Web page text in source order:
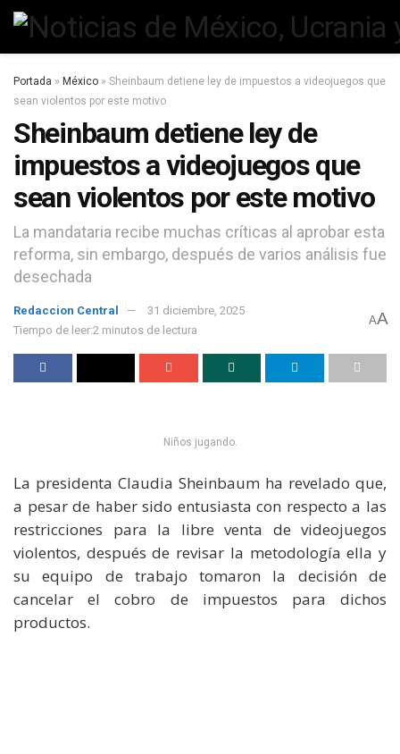
Portada » México » Sheinbaum detiene ley de impuestos a videojuegos que
sean violentos por este motivo
Sheinbaum detiene ley de
impuestos a videojuegos que
sean violentos por este motivo
La mandataria recibe muchas críticas al aprobar esta
reforma, sin embargo, después de varios análisis fue
desechada
Redaccion Central
31 diciembre, 2025
Tiempo de leer:2 minutos de lectura
AA
Niños jugando.
La presidenta Claudia Sheinbaum ha revelado que,
a pesar de haber sido entusiasta con respecto a las
restricciones para la libre venta de videojuegos
violentos, después de revisar la metodología ella y
su equipo de trabajo tomaron la decisión de
cancelar el cobro de impuestos para dichos
productos.